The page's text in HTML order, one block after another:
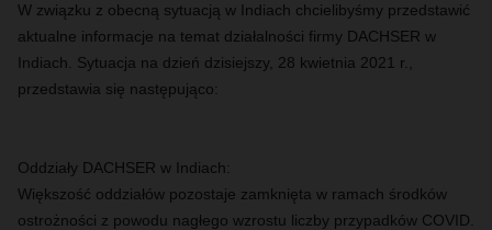
W związku z obecną sytuacją w Indiach chcielibyśmy przedstawić
aktualne informacje na temat działalności firmy DACHSER w
Indiach. Sytuacja na dzień dzisiejszy, 28 kwietnia 2021 r.,
przedstawia się następująco:
Oddziały DACHSER w Indiach:
Większość oddziałów pozostaje zamknięta w ramach środków
ostrożności z powodu nagłego wzrostu liczby przypadków COVID.